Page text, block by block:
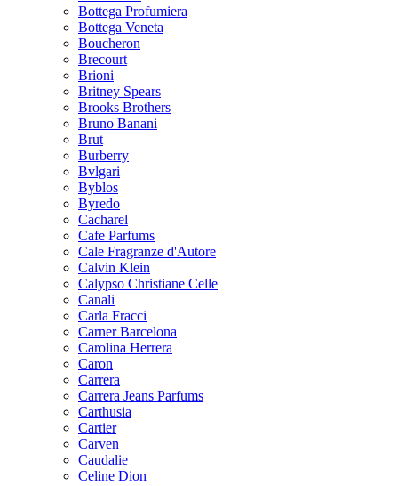
Bottega Profumiera
Bottega Veneta
Boucheron
Brecourt
Brioni
Britney Spears
Brooks Brothers
Bruno Banani
Brut
Burberry
Bvlgari
Byblos
Byredo
Cacharel
Cafe Parfums
Cale Fragranze d'Autore
Calvin Klein
Calypso Christiane Celle
Canali
Carla Fracci
Carner Barcelona
Carolina Herrera
Caron
Carrera
Carrera Jeans Parfums
Carthusia
Cartier
Carven
Caudalie
Celine Dion